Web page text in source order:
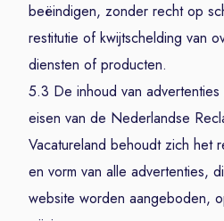
beëindigen, zonder recht op
restitutie of kwijtschelding van
diensten of producten.
5.3 De inhoud van
eisen van de Nederlandse
Vacatureland behoudt zich het
en vorm van alle advertenties,
website worden aangeboden,